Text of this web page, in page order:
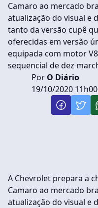
Camaro ao mercado
atualização do visual e
tanto da versão cupê
oferecidas em versão
equipada com motor
sequencial de dez
Por O Diário
19/10/2020
A Chevrolet prepara a
Camaro ao mercado
atualização do visual e